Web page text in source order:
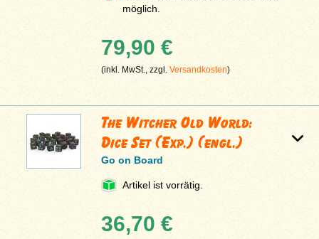
möglich.
79,90 €
(inkl. MwSt., zzgl.Versandkosten)
The Witcher Old World:
Dice Set (Exp.) (engl.)
Go on Board
Artikel ist vorrätig.
36,70 €